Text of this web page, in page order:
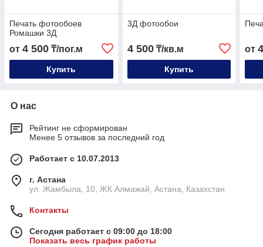
Печать фотообоев
Ромашки 3Д
от 4 500 ₸/пог.м
Купить
3Д фотообои
4 500₸/кв.м
Купить
от
О нас
Рейтинг не сформирован
Менее 5 отзывов за последний год
Работает с 10.07.2013
г. Астана
ул. Жамбыла, 10, ЖК Алмажай, Астана, Казахстан
Контакты
Сегодня работает с 09:00 до 18:00
Показать весь график работы